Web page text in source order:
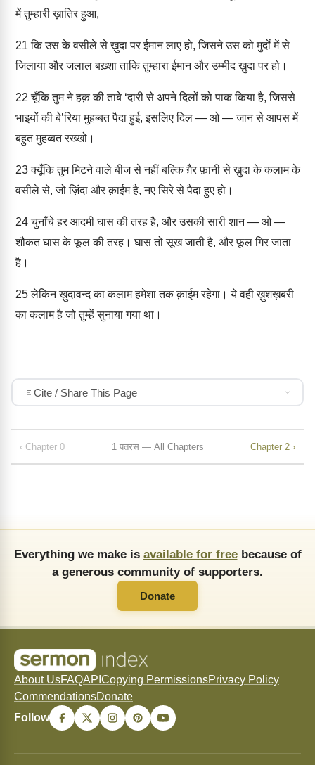
में तुम्हारी ख़ातिर हुआ,
21 कि उस के वसीले से ख़ुदा पर ईमान लाए हो, जिसने उस को मुर्दों में से
जिलाया और जलाल बख़्शा ताकि तुम्हारा ईमान और उम्मीद ख़ुदा पर हो।
22 चूँकि तुम ने हक़ की ताबे ‘दारी से अपने दिलों को पाक किया है, जिससे
भाइयों की बे’रिया मुहब्बत पैदा हुई, इसलिए दिल — ओ — जान से आपस में
बहुत मुहब्बत रख्खो।
23क्यूँकि तुम मिटने वाले बीज से नहीं बल्कि ग़ैर फ़ानी से ख़ुदा के कलाम के
वसीले से, जो ज़िंदा और क़ाईम है, नए सिरे से पैदा हुए हो।
24चुनाँचे हर आदमी घास की तरह है, और उसकी सारी शान — ओ —
शौकत घास के फूल की तरह। घास तो सूख जाती है, और फूल गिर जाता
है।
25लेकिन ख़ुदावन्द का कलाम हमेशा तक क़ाईम रहेगा। ये वही ख़ुशख़बरी
का कलाम है जो तुम्हें सुनाया गया था।
Cite / Share This Page
‹ Chapter 0 1 पतरस — All Chapters Chapter 2 ›
Everything we make is available for freebecause of
a generous community of supporters.
Donate
About UsFAQAPI Copying PermissionsPrivacy Policy
CommendationsDonate
Follow